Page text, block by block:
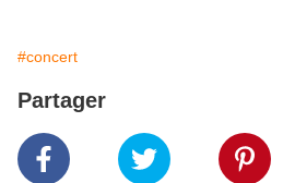
#concert
Partager